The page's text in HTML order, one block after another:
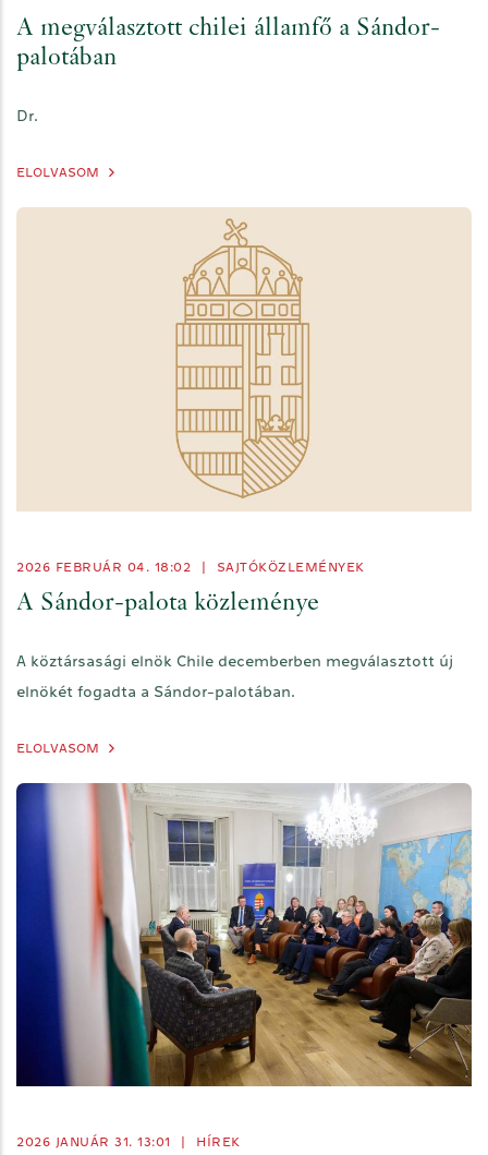
A megválasztott chilei államfő a Sándor-
palotában
Dr.
ELOLVASOM
2026 FEBRUÁR 04. 18:02 SAJTÓKÖZLEMÉNYEK
A Sándor-palota közleménye
A köztársasági elnök Chile decemberben megválasztott új
elnökét fogadta a Sándor-palotában.
ELOLVASOM
2026 JANUÁR 31. 13:01 HÍREK